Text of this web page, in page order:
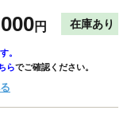
円 在庫あり
。
らでご確認ください。